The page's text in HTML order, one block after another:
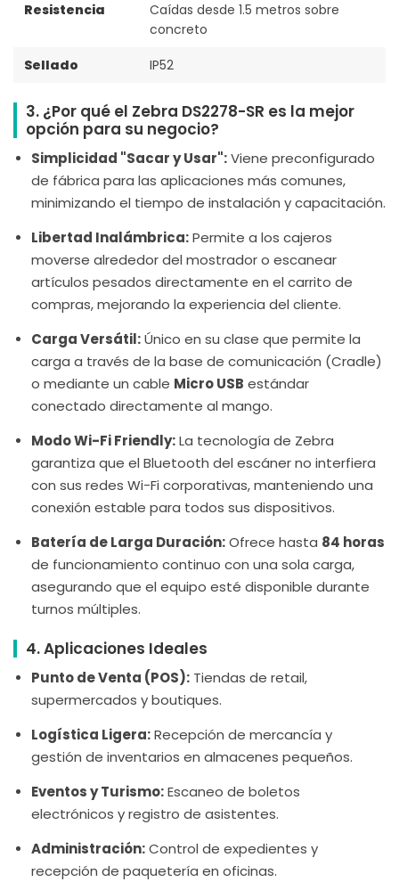
Resistencia
Caídas desde 1.5 metros sobre
concreto
Sellado
IP52
3. ¿Por qué el Zebra DS2278-SR es la mejor
opción para su negocio?
Simplicidad "Sacar y Usar":Viene preconfigurado
de fábrica para las aplicaciones más comunes,
minimizando el tiempo de instalación y capacitación.
Libertad Inalámbrica:Permite a los cajeros
moverse alrededor del mostrador o escanear
artículos pesados directamente en el carrito de
compras, mejorando la experiencia del cliente.
Carga Versátil:Único en su clase que permite la
carga a través de la base de comunicación (Cradle)
o mediante un cable Micro USB estándar
conectado directamente al mango.
Modo Wi-Fi Friendly:La tecnología de Zebra
garantiza que el Bluetooth del escáner no interfiera
con sus redes Wi-Fi corporativas, manteniendo una
conexión estable para todos sus dispositivos.
Batería de Larga Duración:Ofrece hasta 84 horas
de funcionamiento continuo con una sola carga,
asegurando que el equipo esté disponible durante
turnos múltiples.
4. Aplicaciones Ideales
Punto de Venta (POS): Tiendas de retail,
supermercados y boutiques.
Logística Ligera:Recepción de mercancía y
gestión de inventarios en almacenes pequeños.
Eventos y Turismo:Escaneo de boletos
electrónicos y registro de asistentes.
Administración:Control de expedientes y
recepción de paquetería en oficinas.